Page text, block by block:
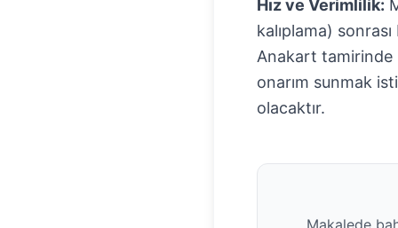
Hız ve Verimlilik:
kalıplama)
​Anakart tamirinde
onarım sunmak
olacaktır.
Makalede